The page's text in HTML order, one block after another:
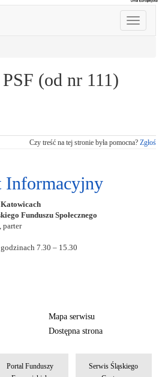
(od nr 111)
Czy treść na tej stronie była pomocna? Zgłoś
Informacyjny
Funduszu Społecznego
parter
7.30 – 15.30
Mapa serwisu
Dostępna strona
Portal Funduszy
Serwis Śląskiego